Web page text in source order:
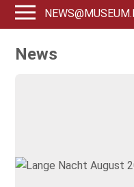
News